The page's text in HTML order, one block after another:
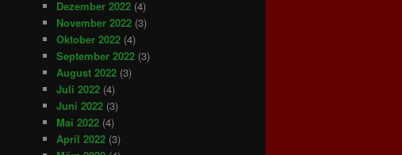
Dezember 2022 (4)
November 2022 (3)
Oktober 2022 (4)
September 2022 (3)
August 2022 (3)
Juli 2022 (4)
Juni 2022 (3)
Mai 2022 (4)
April 2022 (3)